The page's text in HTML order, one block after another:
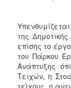
της
επίσης το
του Πάρκου
Ανάπτυξης
Τειχών, η
τείχους, η